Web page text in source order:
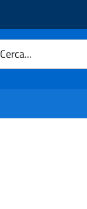
Cerca...